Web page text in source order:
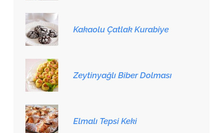
Kakaolu Çatlak Kurabiye
Zeytinyağlı Biber Dolması
Elmalı Tepsi Keki